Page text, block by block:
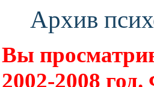
Архив
Вы
2002-2008